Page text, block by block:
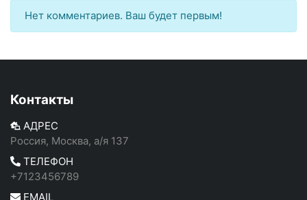
Нет комментариев. Ваш будет первым!
Контакты
АДРЕС
Россия, Москва, а/я 137
ТЕЛЕФОН
+7123456789
EMAIL